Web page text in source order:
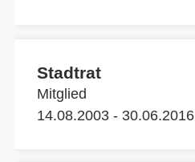
Stadtrat
Mitglied
14.08.2003 - 30.06.2016